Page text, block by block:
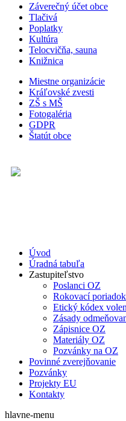
Záverečný účet obce
Tlačivá
Poplatky
Kultúra
Telocvičňa, sauna
Knižnica
Miestne organizácie
Kráľovské zvesti
ZŠ s MŠ
Fotogaléria
GDPR
Štatút obce
Úvod
Úradná tabuľa
Zastupiteľstvo
Poslanci OZ
Rokovací
Etický kódex
Zásady
Zápisnice OZ
Materiály OZ
Pozvánky na OZ
Povinné zverejňovanie
Pozvánky
Projekty EU
Kontakty
hlavne-menu